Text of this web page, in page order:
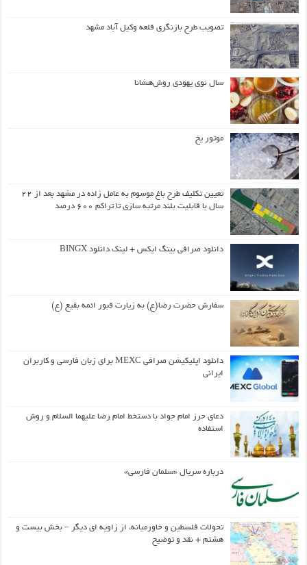
تصویب طرح بازنگری قلعه وکیل آباد مشهد
سال نوی یهودی روش‌هشانا
موتور یخ
تعیین تکلیف طرح باغ موسوم به عامل زاده در مشهد بعد از ۲۲
سال با قابلیت بلند مرتبه سازی تا تراکم ۶۰۰ درصد
دانلود صرافی بینگ ایکس + لینک دانلود BINGX
سفارش حضرت رضا(ع) به زیارت قبور ائمه بقیع (ع)
دانلود اپلیکیشن صرافی MEXC برای زبان فارسی و کاربران
ایرانی
دعای حرز امام جواد با دستخط امام رضا علیهما السلام و روش
استفاده
درباره سریال «سلمان فارسی»
تحولات فلسطین و خاورمیانه، از زاویه ای دیگر – بخش بیست و
هشتم + نقد و توضیح